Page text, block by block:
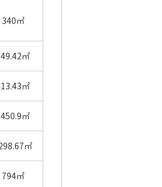
340㎡
㎡
㎡
㎡
㎡
794㎡